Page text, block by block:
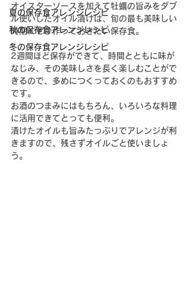
夏の保存食アレンジレシピ
秋の保存食アレンジレシピ
冬の保存食アレンジレシピ
オイスターソースを加えて牡蠣の旨みをダブ
ル使いしたオイル漬けは、 旬の最も美味しい
時期にぜひ作っておきたい保存食。
2週間ほど保存ができて、時間とともに味が
なじみ、その美味しさを長く楽しむことがで
きるので、多めにつくっておくのもおすすめ
です。
お酒のつまみにはもちろん、いろいろな料理
に活用できてとっても便利。
漬けたオイルも旨みたっぷりでアレンジが利
きますので、 残さずオイルごと使いましょ
う。